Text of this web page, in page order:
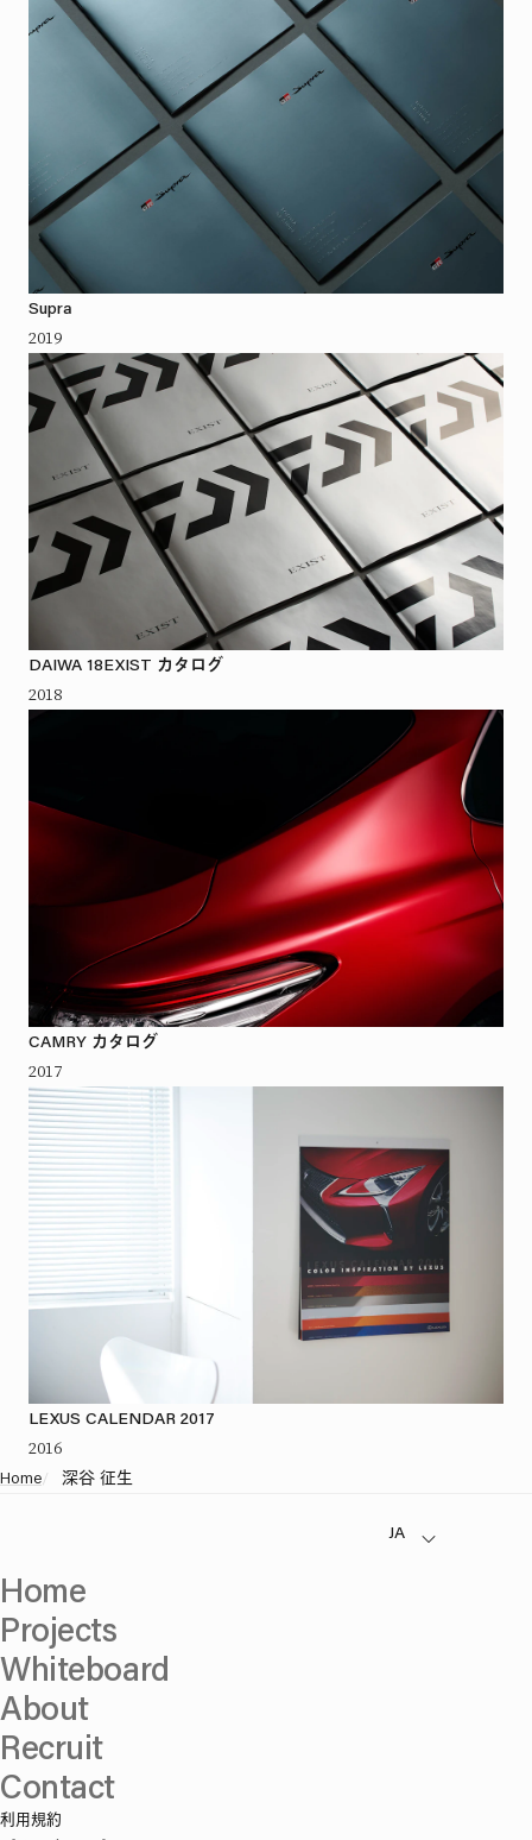
Supra
2019
DAIWA 18EXIST カタログ
2018
CAMRY カタログ
2017
LEXUS CALENDAR 2017
2016
Home/ 深谷 征生
Home
Projects
Whiteboard
About
Recruit
Contact
利用規約